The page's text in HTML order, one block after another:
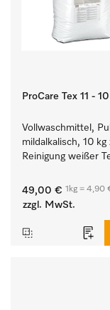
ProCare Tex 11 -
Vollwaschmittel,
mildalkalisch, 10 kg
Reinigung weißer
Buntwäsche.
49,00 € 1kg = 4,90
zzgl. MwSt.